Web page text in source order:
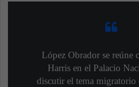
López Obrador se reúne
Harris en el Palacio
discutir el tema